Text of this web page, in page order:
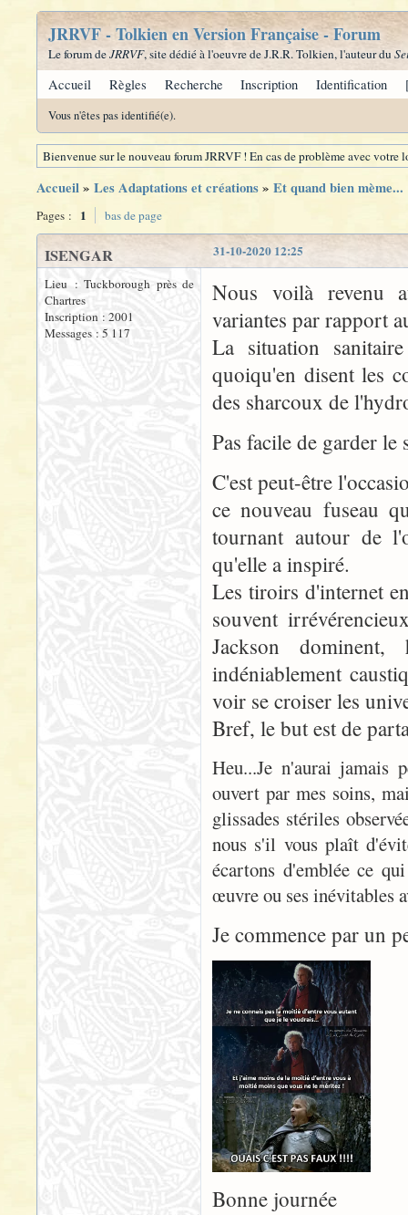
JRRVF - Tolkien en Version Française - Forum
Le forum deJRRVF, site dédié à l'oeuvre de J.R.R. Tolkien, l'auteur du
Accueil Règles Recherche Inscription Identification
Vous n'êtes pas identifié(e).
Bienvenue sur le nouveau forum JRRVF ! En cas de problème avec
Accueil» Les Adaptations et créations» Et quand bien mème...
Pages : 1 bas de page
31-10-2020 12:25
ISENGAR
Lieu : Tuckborough près de
Chartres
Inscription : 2001
Messages : 5 117
Nous voilà revenu
variantes par rapport
La situation
quoiqu'en disent les
des sharcoux de
Pas facile de garder
C'est peut-être
ce nouveau fuseau
tournant autour de
qu'elle a inspiré.
Les tiroirs d'internet
souvent
Jackson
indéniablement
voir se croiser les
Bref, le but est de
Heu...Je n'aurai jamais
ouvert par mes soins,
glissades stériles
nous s'il vous plaît
écartons d'emblée ce
œuvre ou ses inévitables
Je commence par un
Bonne journée